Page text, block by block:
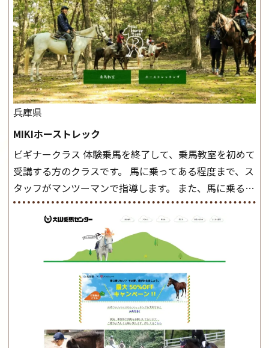
兵庫県
MIKIホーストレック
ビギナークラス 体験乗馬を終了して、乗馬教室を初めて
受講する方のクラスです。 馬に乗ってある程度まで、ス
タッフがマンツーマンで指導します。 また、馬に乗るだ
けでなく、馬の手入れや馬装（鞍などを装着する） も
このクラスで把握し、「馬に触れること」にも慣れてい
きましょう。 スタートクラス ビギナークラスで単独で
軽速歩(けいはやあし)ができるようになったら スタート
クラスへ。 グループレッスンで馬のスピードを調整し
ながら 軽速歩・正反撞(せいはんどう)を学びます。 安定
した手綱操作と軽速歩・正反撞ができるようになれば
駈歩(かけあし)練習に入ります。 ホップクラス スタート
クラスで常歩(なみあし)や 速歩、駈歩の初歩をマスター